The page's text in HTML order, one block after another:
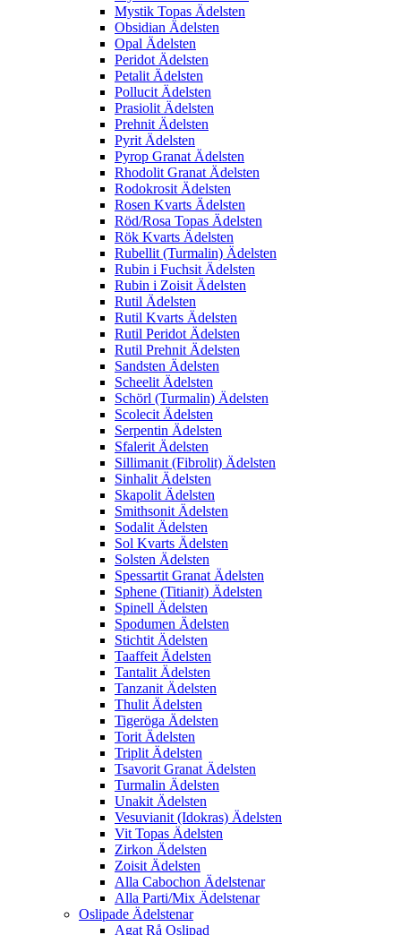
Mystik Topas Ädelsten
Obsidian Ädelsten
Opal Ädelsten
Peridot Ädelsten
Petalit Ädelsten
Pollucit Ädelsten
Prasiolit Ädelsten
Prehnit Ädelsten
Pyrit Ädelsten
Pyrop Granat Ädelsten
Rhodolit Granat Ädelsten
Rodokrosit Ädelsten
Rosen Kvarts Ädelsten
Röd/Rosa Topas Ädelsten
Rök Kvarts Ädelsten
Rubellit (Turmalin) Ädelsten
Rubin i Fuchsit Ädelsten
Rubin i Zoisit Ädelsten
Rutil Ädelsten
Rutil Kvarts Ädelsten
Rutil Peridot Ädelsten
Rutil Prehnit Ädelsten
Sandsten Ädelsten
Scheelit Ädelsten
Schörl (Turmalin) Ädelsten
Scolecit Ädelsten
Serpentin Ädelsten
Sfalerit Ädelsten
Sillimanit (Fibrolit) Ädelsten
Sinhalit Ädelsten
Skapolit Ädelsten
Smithsonit Ädelsten
Sodalit Ädelsten
Sol Kvarts Ädelsten
Solsten Ädelsten
Spessartit Granat Ädelsten
Sphene (Titianit) Ädelsten
Spinell Ädelsten
Spodumen Ädelsten
Stichtit Ädelsten
Taaffeit Ädelsten
Tantalit Ädelsten
Tanzanit Ädelsten
Thulit Ädelsten
Tigeröga Ädelsten
Torit Ädelsten
Triplit Ädelsten
Tsavorit Granat Ädelsten
Turmalin Ädelsten
Unakit Ädelsten
Vesuvianit (Idokras) Ädelsten
Vit Topas Ädelsten
Zirkon Ädelsten
Zoisit Ädelsten
Alla Cabochon Ädelstenar
Alla Parti/Mix Ädelstenar
Oslipade Ädelstenar
Agat Rå Oslipad